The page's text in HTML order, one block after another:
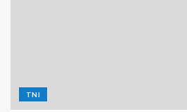
TNI